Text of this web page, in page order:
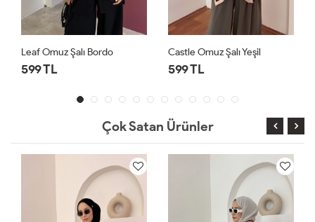
Şalı Bordo Castle Omuz Şalı Yeşil
Çok Satan Ürünler